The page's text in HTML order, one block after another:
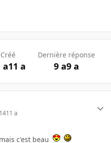
Créé
a11 a
Dernière réponse
9 a9 a
11 a
c'est beau